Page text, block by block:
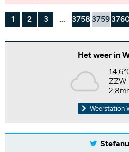
1 2 3 ... 3758 3759
Het weer in
ZZW
Weerstation